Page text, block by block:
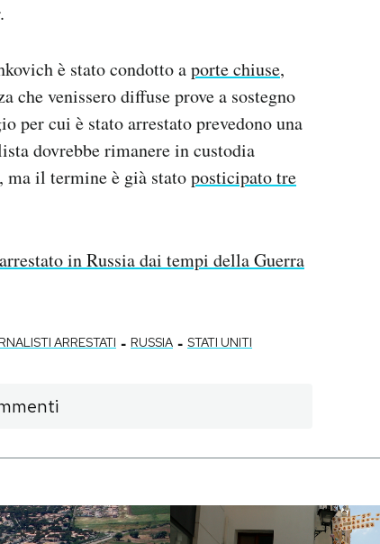
.
è stato condotto aporte chiuse,
che venissero diffuse prove a sostegno
per cui è stato arrestato prevedono una
dovrebbe rimanere in custodia
ma il termine è già statoposticipato tre
in Russia dai tempi della Guerra
ARRESTATI - RUSSIA - STATI UNITI